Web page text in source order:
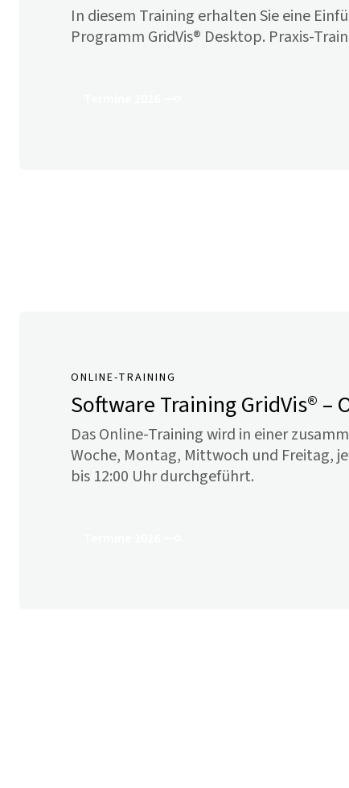
In diesem Training erhalten Sie eine
Programm GridVis® Desktop. Praxis-
ONLINE-TRAINING
Software TrainingGridVis® –
Das Online-Training wird in einer
Woche, Montag, Mittwoch und Freitag,
bis 12:00 Uhr durchgeführt.